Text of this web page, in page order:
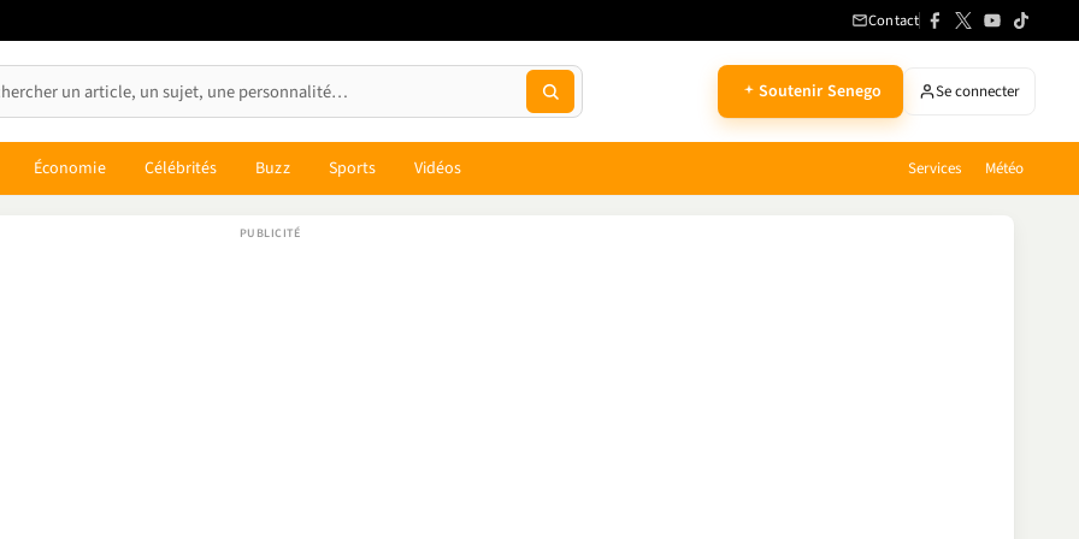
Contact
Soutenir Senego Se connecter
Économie Célébrités Buzz Sports Vidéos Services Météo